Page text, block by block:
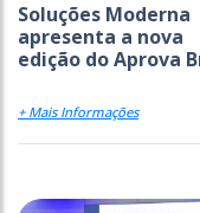
Soluções Moderna
apresenta a nova
edição do Aprova
+ Mais Informações